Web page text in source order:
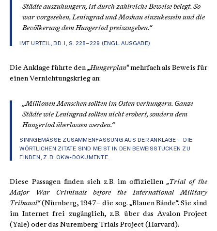
Städte auszuhungern, ist durch zahlreiche Beweise belegt. So
war vorgesehen, Leningrad und Moskau einzukesseln und die
Bevölkerung dem Hungertod preiszugeben.“
IMT URTEIL, BD. I, S. 228–229 (ENGL. AUSGABE)
Die Anklage führte den „Hungerplan“ mehrfach als Beweis für
einen Vernichtungskrieg an:
„Millionen Menschen sollten im Osten verhungern. Ganze
Städte wie Leningrad sollten nicht erobert, sondern dem
Hungertod überlassen werden.“
SINNGEMÄSSE ZUSAMMENFASSUNG AUS DER ANKLAGE – DIE W
ÖRTLICHEN ZITATE SIND MEIST IN DEN BEWEISSTÜCKEN ZU F
INDEN, Z. B. OKW-DOKUMENTE.
Diese Passagen finden sich z. B. im offiziellen„Trial of the
Major War Criminals before the International Military
Tribunal“(Nürnberg, 1947 – die sog. „Blauen Bände“. Sie sind
im Internet frei zugänglich, z. B. über das Avalon Project
(Yale) oder das Nuremberg Trials Project (Harvard).